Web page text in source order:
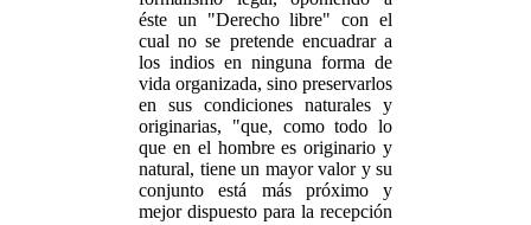
éste un "Derecho libre" con el
cual no se pretende encuadrar a
los indios en ninguna forma de
vida organizada, sino preservarlos
en sus condiciones naturales y
originarias, "que, como todo lo
que en el hombre es originario y
natural, tiene un mayor valor y su
conjunto está más próximo y
mejor dispuesto para la recepción